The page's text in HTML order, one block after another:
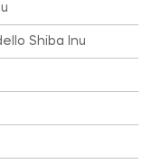
Shiba Inu